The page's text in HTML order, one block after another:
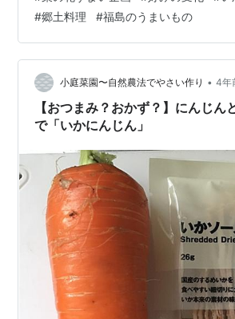
りにして、しょうゆやみりんなどで味
漬けに味が近いかな？と思いますが、
は入っていません。 昔はよく祖母が作
出ていました。 でも、食べていなかっ
久々に食べたいと！思ったの…
#郷土料理 #福島のうまいもの
小庭菜園〜自然農法でやさい作り • 4年
【おつまみ？おかず？】にんじん
で「いかにんじん」